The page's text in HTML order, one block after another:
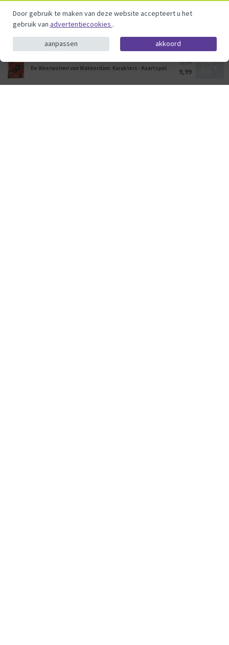
De Weerwolven van Wakkerdam: Karakters - Kaartspel
11,99
9,99
© ThysToys.nl 2026
Door gebruik te maken van deze website accepteert u het
gebruik van advertentiecookies .
aanpassen akkoord